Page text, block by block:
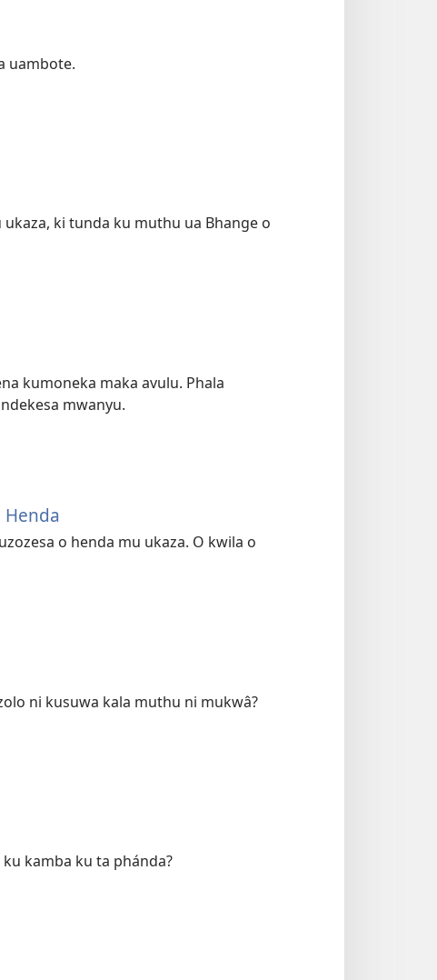
uambote.
ki tunda ku muthu ua Bhange o
kumoneka maka avulu. Phala
mwanyu.
o henda mu ukaza. O kwila o
ni kusuwa kala muthu ni mukwâ?
kamba ku ta phánda?